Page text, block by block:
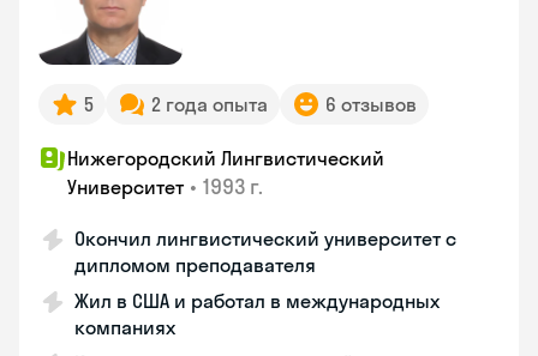
5 2 года опыта 6 отзывов
Нижегородский Лингвистический
Университет • 1993 г.
Окончил лингвистический университет с
дипломом преподавателя
Жил в США и работал в международных
компаниях